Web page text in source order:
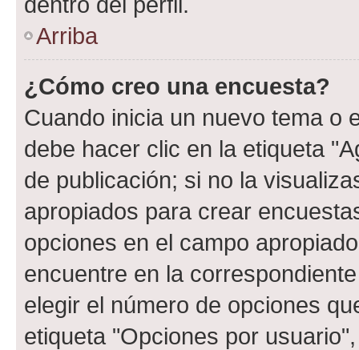
Arriba
¿Cómo creo una encuesta?
Cuando inicia un nuevo tema o
debe hacer clic en la etiqueta
de publicación; si no la
apropiados para crear
opciones en el campo
encuentre en la
elegir el número de opciones
etiqueta "Opciones por